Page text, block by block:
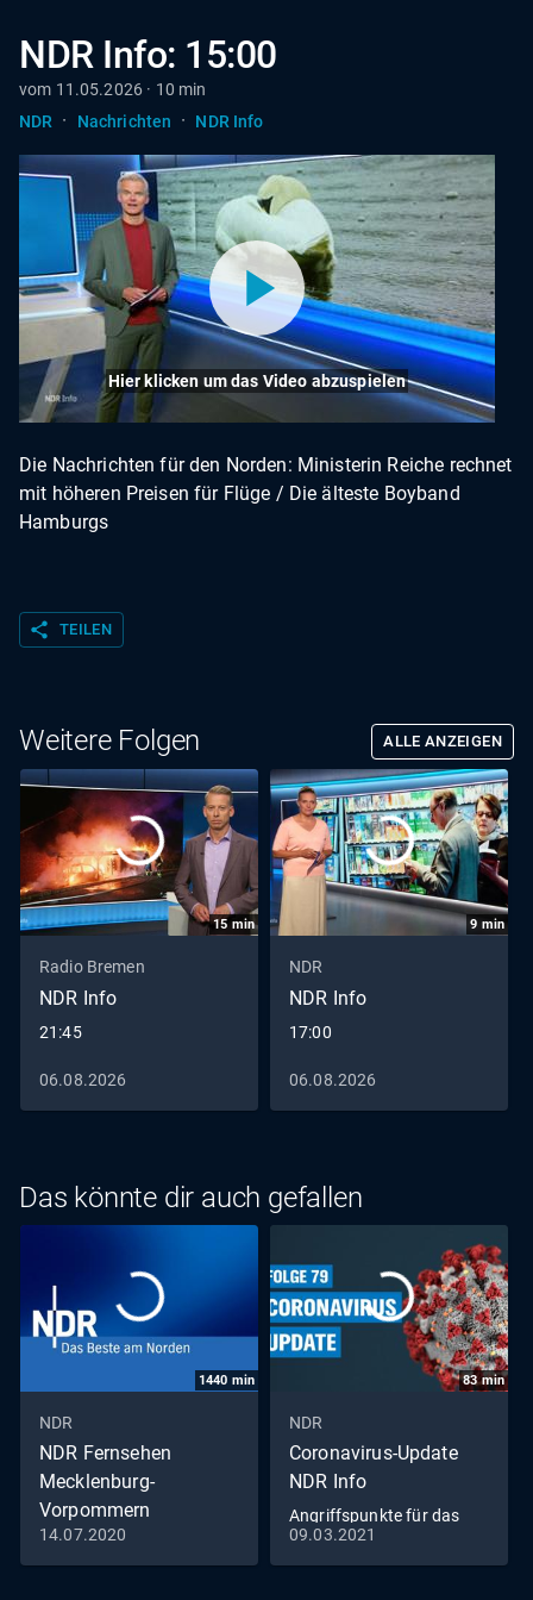
NDR Info: 15:00
vom 11.05.2026 · 10 min
NDR
· Nachrichten · NDR Info
Hier klicken um das Video abzuspielen
Die Nachrichten für den Norden: Ministerin Reiche rechnet
mit höheren Preisen für Flüge / Die älteste Boyband
Hamburgs
share TEILEN
Weitere Folgen ALLE ANZEIGEN
15 min
Radio Bremen
NDR Info
21:45
06.08.2026
9 min
NDR
NDR Info
17:00
06.08.2026
Das könnte dir auch gefallen
1440 min
NDR
NDR Fernsehen
Mecklenburg-
Vorpommern
Livestream
14.07.2020
83min
NDR
Coronavirus-Update
NDR Info
Angriffspunkte für das
Virus (79)
09.03.2021